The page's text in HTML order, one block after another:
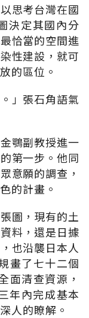
思考台灣在國
決定其國內分
恰當的空間進
性建設，就可
的區位。
」張石角語氣
鶚副教授進一
第一步。他同
意願的調查，
的計畫。
圖，現有的土
料，還是日據
也沿襲日本人
畫了七十二個
面清查資源，
年內完成基本
人的瞭解。